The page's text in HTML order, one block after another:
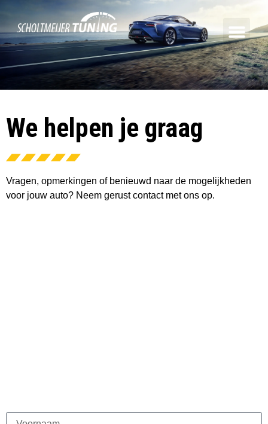
We helpen je graag
Vragen, opmerkingen of benieuwd naar de mogelijkheden
voor jouw auto? Neem gerust contact met ons op.